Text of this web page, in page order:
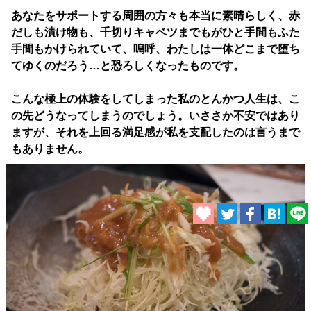
あなたをサポートする周囲の方々も本当に素晴らしく、赤
だしも漬け物も、千切りキャベツまでもがひと手間もふた
手間もかけられていて、嗚呼、わたしは一体どこまで堕ち
てゆくのだろう…と恐ろしくなったものです。
こんな極上の体験をしてしまった私のとんかつ人生は、こ
の先どうなってしまうのでしょう。いささか不安ではあり
ますが、それを上回る満足感が私を支配したのは言うまで
もありません。